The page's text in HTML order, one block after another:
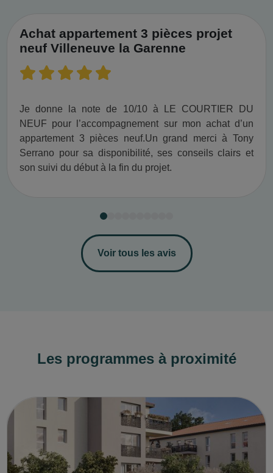
Achat appartement 3 pièces projet
neuf Villeneuve la Garenne
Je donne la note de 10/10 à LE COURTIER DU
NEUF pour l’accompagnement sur mon achat d’un
appartement 3 pièces neuf.​ Un grand merci à Tony
Serrano pour sa disponibilité, ses conseils clairs et
son suivi du début à la fin du projet.​
Voir tous les avis
Les programmes à proximité